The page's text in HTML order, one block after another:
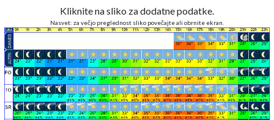
Kliknite na sliko za dodatne podatke.
Nasvet: za večjo preglednost sliko povečajte ali obrnite ekran.